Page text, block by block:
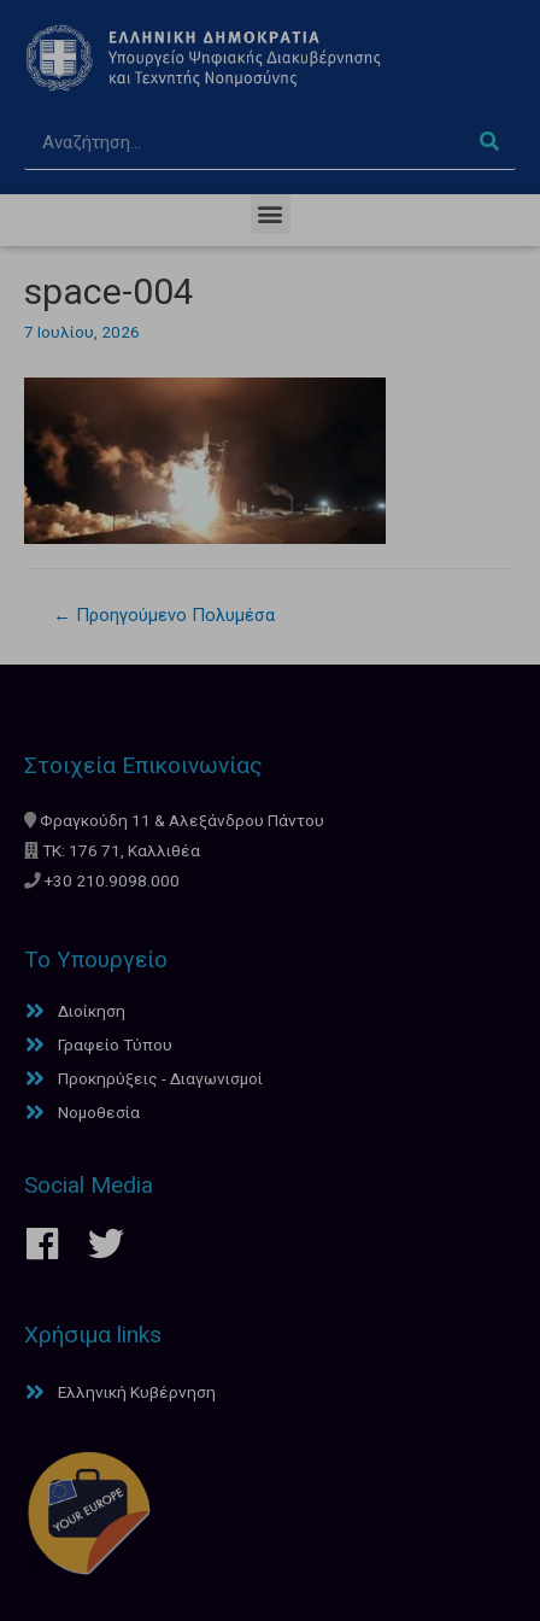
space-004
7 Ιουλίου, 2026
← Προηγούμενο Πολυμέσα
Στοιχεία Επικοινωνίας
Φραγκούδη 11 & Αλεξάνδρου Πάντου
ΤΚ: 176 71, Καλλιθέα
+30 210.9098.000
Το Υπουργείο
Διοίκηση
Γραφείο Τύπου
Προκηρύξεις - Διαγωνισμοί
Νομοθεσία
Social Media
Χρήσιμα links
Ελληνική Κυβέρνηση